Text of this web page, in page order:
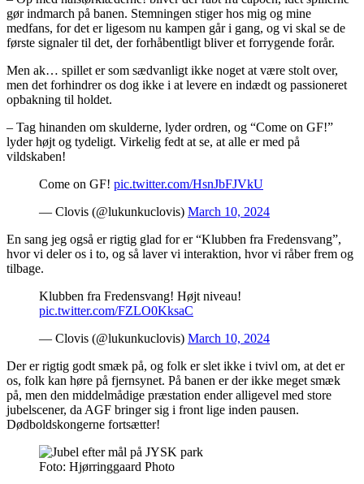
gør indmarch på banen. Stemningen stiger hos mig og mine
medfans, for det er ligesom nu kampen går i gang, og vi skal se de
første signaler til det, der forhåbentligt bliver et forrygende forår.
Men ak… spillet er som sædvanligt ikke noget at være stolt over,
men det forhindrer os dog ikke i at levere en indædt og passioneret
opbakning til holdet.
– Tag hinanden om skulderne, lyder ordren, og “Come on GF!”
lyder højt og tydeligt. Virkelig fedt at se, at alle er med på
vildskaben!
Come on GF! pic.twitter.com/HsnJbFJVkU
— Clovis (@lukunkuclovis) March 10, 2024
En sang jeg også er rigtig glad for er “Klubben fra Fredensvang”,
hvor vi deler os i to, og så laver vi interaktion, hvor vi råber frem og
tilbage.
Klubben fra Fredensvang! Højt niveau!
pic.twitter.com/FZLO0KksaC
— Clovis (@lukunkuclovis) March 10, 2024
Der er rigtig godt smæk på, og folk er slet ikke i tvivl om, at det er
os, folk kan høre på fjernsynet. På banen er der ikke meget smæk
på, men den middelmådige præstation ender alligevel med store
jubelscener, da AGF bringer sig i front lige inden pausen.
Dødboldskongerne fortsætter!
Foto: Hjørringgaard Photo